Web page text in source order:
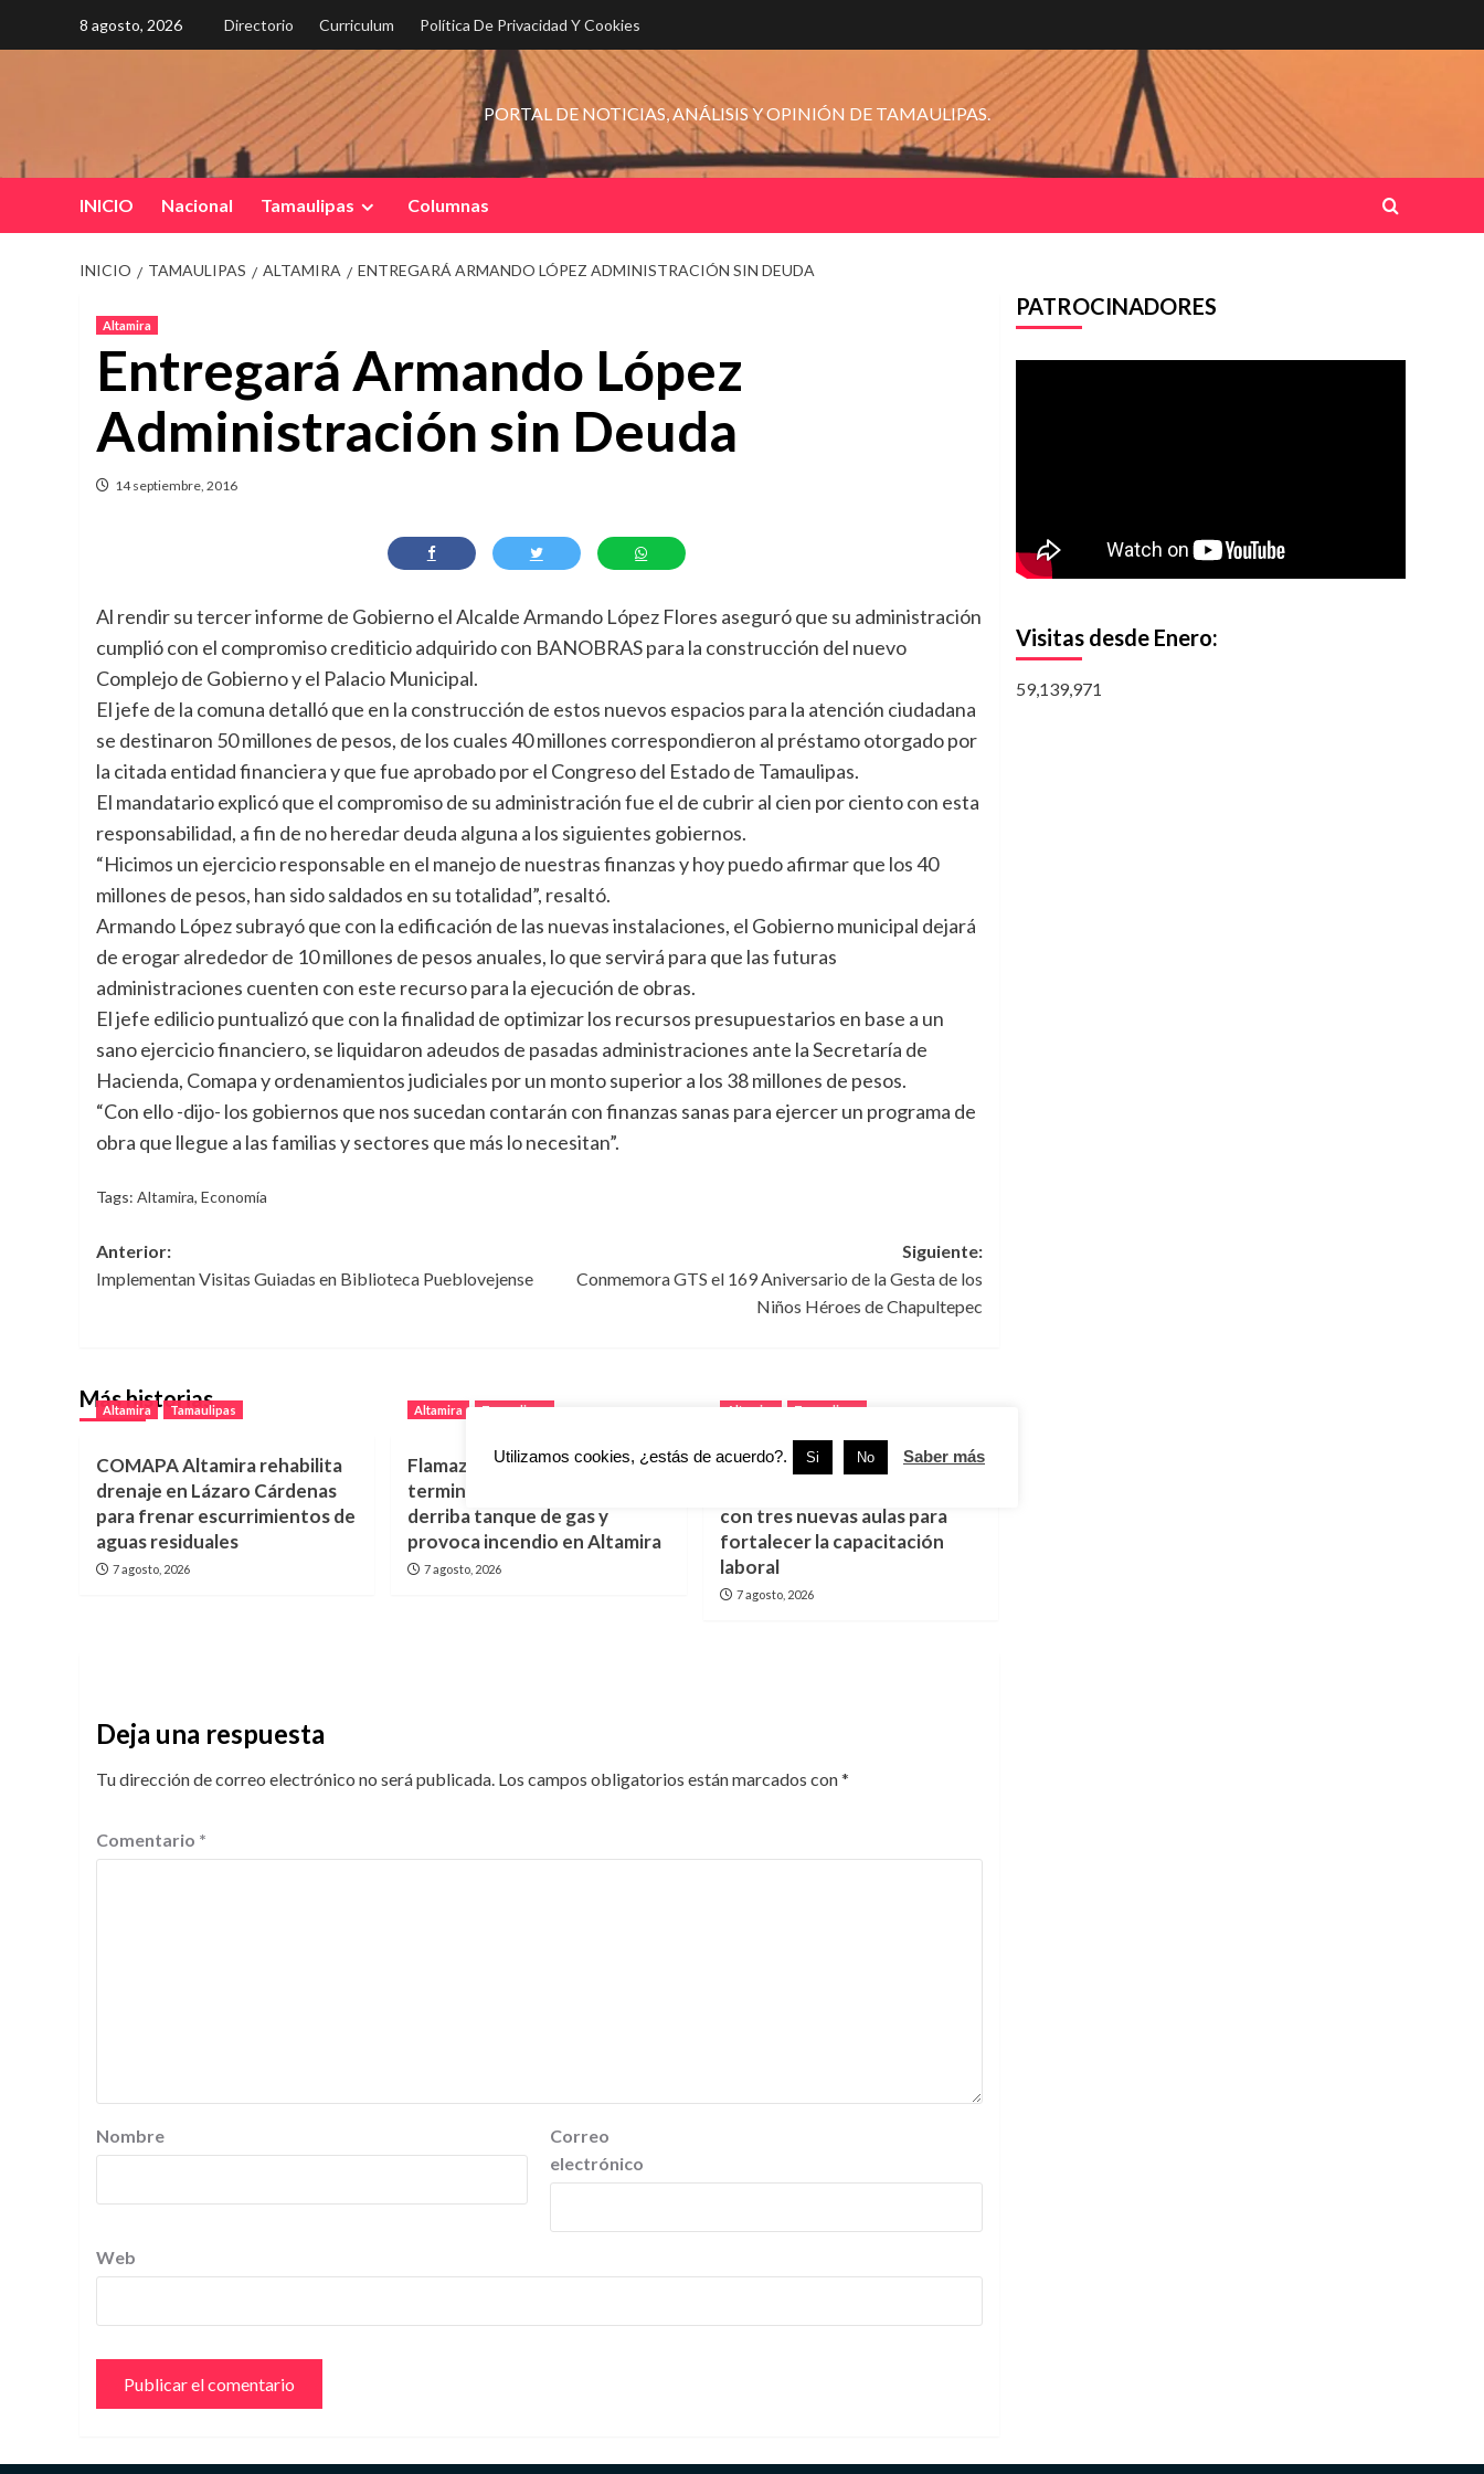
8 agosto, 2026 Directorio Curriculum Política De Privacidad Y Cookies
PORTAL DE NOTICIAS, ANÁLISIS Y OPINIÓN DE TAMAULIPAS.
INICIO Nacional Tamaulipas Columnas
INICIO TAMAULIPAS ALTAMIRA ENTREGARÁ ARMANDO LÓPEZ ADMINISTRACIÓN SIN DEUDA
Altamira
Entregará Armando López
Administración sin Deuda
14 septiembre, 2016
Al rendir su tercer informe de Gobierno el Alcalde Armando López Flores aseguró que su administración
cumplió con el compromiso crediticio adquirido con BANOBRAS para la construcción del nuevo
Complejo de Gobierno y el Palacio Municipal.
El jefe de la comuna detalló que en la construcción de estos nuevos espacios para la atención ciudadana
se destinaron 50 millones de pesos, de los cuales 40 millones correspondieron al préstamo otorgado por
la citada entidad financiera y que fue aprobado por el Congreso del Estado de Tamaulipas.
El mandatario explicó que el compromiso de su administración fue el de cubrir al cien por ciento con esta
responsabilidad, a fin de no heredar deuda alguna a los siguientes gobiernos.
“Hicimos un ejercicio responsable en el manejo de nuestras finanzas y hoy puedo afirmar que los 40
millones de pesos, han sido saldados en su totalidad”, resaltó.
Armando López subrayó que con la edificación de las nuevas instalaciones, el Gobierno municipal dejará
de erogar alrededor de 10 millones de pesos anuales, lo que servirá para que las futuras
administraciones cuenten con este recurso para la ejecución de obras.
El jefe edilicio puntualizó que con la finalidad de optimizar los recursos presupuestarios en base a un
sano ejercicio financiero, se liquidaron adeudos de pasadas administraciones ante la Secretaría de
Hacienda, Comapa y ordenamientos judiciales por un monto superior a los 38 millones de pesos.
“Con ello -dijo- los gobiernos que nos sucedan contarán con finanzas sanas para ejercer un programa de
obra que llegue a las familias y sectores que más lo necesitan”.
Tags: Altamira, Economía
Navegación
de
Anterior:
Implementan Visitas Guiadas en Biblioteca Pueblovejense
Siguiente:
Conmemora GTS el 169 Aniversario de la Gesta de los
Niños Héroes de Chapultepec
Más historias
Altamira Tamaulipas
COMAPA Altamira rehabilita
drenaje en Lázaro Cárdenas
para frenar escurrimientos de
aguas residuales
7 agosto, 2026
Altamira Tamaulipas
Flamazo en vivienda casi
termina en tragedia, Perro
derriba tanque de gas y
provoca incendio en Altamira
7 agosto, 2026
Altamira Tamaulipas
Altamira amplía
con tres nuevas aulas para
fortalecer la capacitación
laboral
7 agosto, 2026
Deja una respuesta
Tu dirección de correo electrónico no será publicada. Los campos obligatorios están marcados con*
Comentario *
Nombre
Correo
electrónico
Web
PATROCINADORES
Visitas desde Enero:
59,139,971
Utilizamos cookies, ¿estás de acuerdo?. Si No Saber más